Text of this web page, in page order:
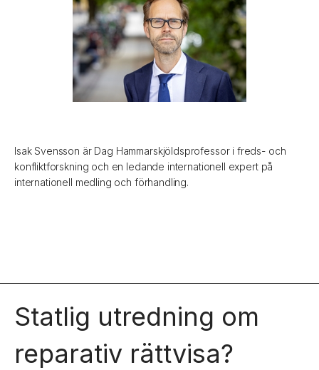
Isak Svensson är Dag Hammarskjöldsprofessor i freds- och
konfliktforskning och en ledande internationell expert på
internationell medling och förhandling.
Statlig utredning om
reparativ rättvisa?